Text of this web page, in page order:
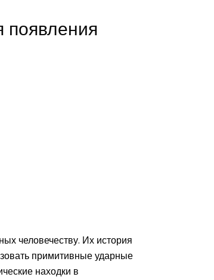
появления
человечеству. Их история
примитивные ударные
находки в